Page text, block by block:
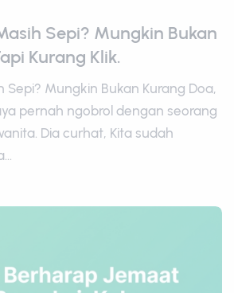
Sepi? Mungkin Bukan
Kurang Klik.
Sepi? Mungkin Bukan Kurang Doa,
pernah ngobrol dengan seorang
Dia curhat, Kita sudah